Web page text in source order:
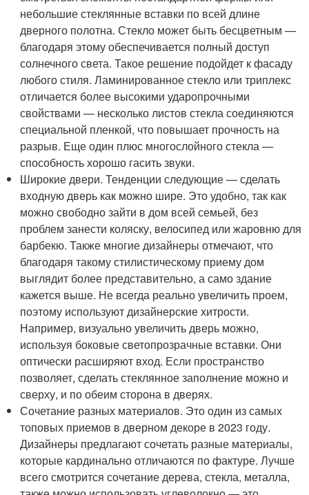
небольшие стеклянные вставки по всей длине
дверного полотна. Стекло может быть бесцветным —
благодаря этому обеспечивается полный доступ
солнечного света. Такое решение подойдет к фасаду
любого стиля. Ламинированное стекло или триплекс
отличается более высокими ударопрочными
свойствами — несколько листов стекла соединяются
специальной пленкой, что повышает прочность на
разрыв. Еще один плюс многослойного стекла —
способность хорошо гасить звуки.
Широкие двери. Тенденции следующие — сделать
входную дверь как можно шире. Это удобно, так как
можно свободно зайти в дом всей семьей, без
проблем занести коляску, велосипед или жаровню для
барбекю. Также многие дизайнеры отмечают, что
благодаря такому стилистическому приему дом
выглядит более представительно, а само здание
кажется выше. Не всегда реально увеличить проем,
поэтому используют дизайнерские хитрости.
Например, визуально увеличить дверь можно,
используя боковые светопрозрачные вставки. Они
оптически расширяют вход. Если пространство
позволяет, сделать стеклянное заполнение можно и
сверху, и по обеим сторона в дверях.
Сочетание разных материалов. Это один из самых
топовых приемов в дверном декоре в 2023 году.
Дизайнеры предлагают сочетать разные материалы,
которые кардинально отличаются по фактуре. Лучше
всего смотрится сочетание дерева, стекла, металла,